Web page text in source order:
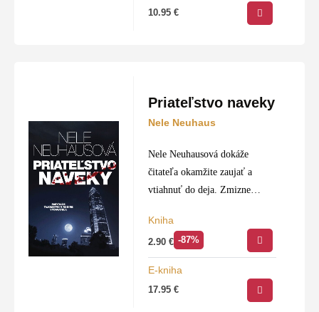
10.95€
Priateľstvo naveky
Nele Neuhaus
Nele Neuhausová dokáže
čitateľa okamžite zaujať a
vtiahnuť do deja. Zmizne
známeho literárneho
vydavateľstva vo Frankfurte.
Vyšetrovatelia pri pátraní
narazia na staré tajomstvá
Kniha
2.90€ -87%
E-kniha
17.95€